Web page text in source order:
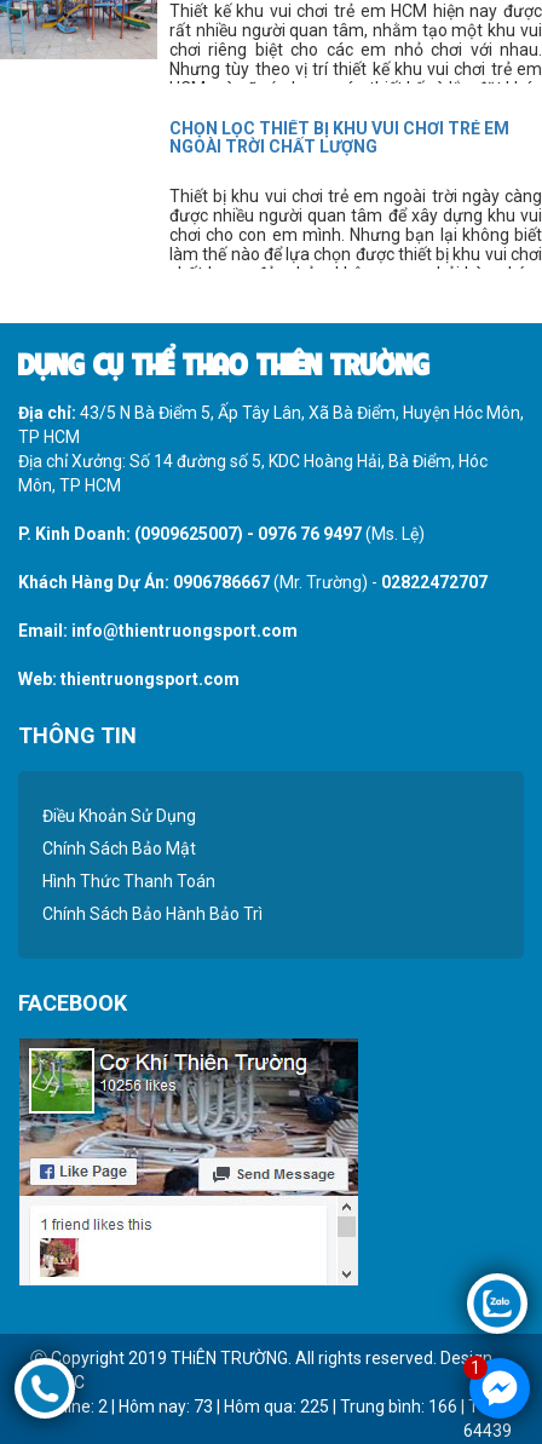
Thiết kế khu vui chơi trẻ em HCM hiện nay được
rất nhiều người quan tâm, nhằm tạo một khu vui
chơi riêng biệt cho các em nhỏ chơi với nhau.
Nhưng tùy theo vị trí thiết kế khu vui chơi trẻ em
HCM mà sẽ có phương án thiết kế và lắp đặt khác
CHỌN LỌC THIẾT BỊ KHU VUI CHƠI TRẺ EM
NGOÀI TRỜI CHẤT LƯỢNG
Thiết bị khu vui chơi trẻ em ngoài trời ngày càng
được nhiều người quan tâm để xây dựng khu vui
chơi cho con em mình. Nhưng bạn lại không biết
làm thế nào để lựa chọn được thiết bị khu vui chơi
chất lượng đảm bảo, không mua phải hàng kém
DỤNG CỤ THỂ THAO THIÊN TRƯỜNG
Địa chỉ: 43/5 N Bà Điểm 5, Ấp Tây Lân, Xã Bà Điểm, Huyện Hóc Môn,
TP HCM
Địa chỉ Xưởng: Số 14 đường số 5, KDC Hoàng Hải, Bà Điểm, Hóc
Môn, TP HCM
P. Kinh Doanh: (0909625007) - 0976 76 9497(Ms. Lệ)
Khách Hàng Dự Án: 0906786667(Mr. Trường) - 02822472707
Email: info@thientruongsport.com
Web: thientruongsport.com
THÔNG TIN
Điều Khoản Sử Dụng
Chính Sách Bảo Mật
Hình Thức Thanh Toán
Chính Sách Bảo Hành Bảo Trì
FACEBOOK
Ⓒ Copyright 2019 THiÊN TRƯỜNG. All rights reserved. Design
by BTC
Online: 2 | Hôm nay: 73 | Hôm qua: 225 | Trung bình: 166 | Tổng:
64439
1